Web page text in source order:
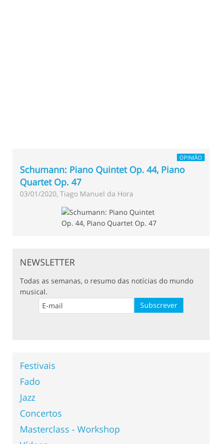
OPINIÃO
Schumann: Piano Quintet Op. 44, Piano
Quartet Op. 47
03/01/2020, Tiago Manuel da Hora
NEWSLETTER
Todas as semanas, o resumo das notícias do mundo
musical.
Festivais
Fado
Jazz
Concertos
Masterclass - Workshop